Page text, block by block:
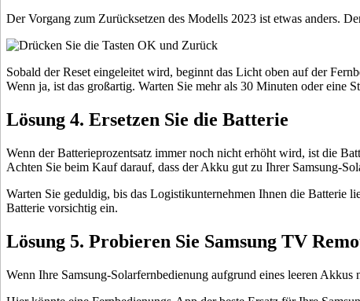
Der Vorgang zum Zurücksetzen des Modells 2023 ist etwas anders.
Sobald der Reset eingeleitet wird, beginnt das Licht oben auf der
Wenn ja, ist das großartig. Warten Sie mehr als 30 Minuten oder eine
Lösung 4. Ersetzen Sie die Batterie
Wenn der Batterieprozentsatz immer noch nicht erhöht wird, ist die
Achten Sie beim Kauf darauf, dass der Akku gut zu Ihrer Samsung-
Warten Sie geduldig, bis das Logistikunternehmen Ihnen die Batterie
Batterie vorsichtig ein.
Lösung 5. Probieren Sie Samsung TV
Wenn Ihre Samsung-Solarfernbedienung aufgrund eines leeren